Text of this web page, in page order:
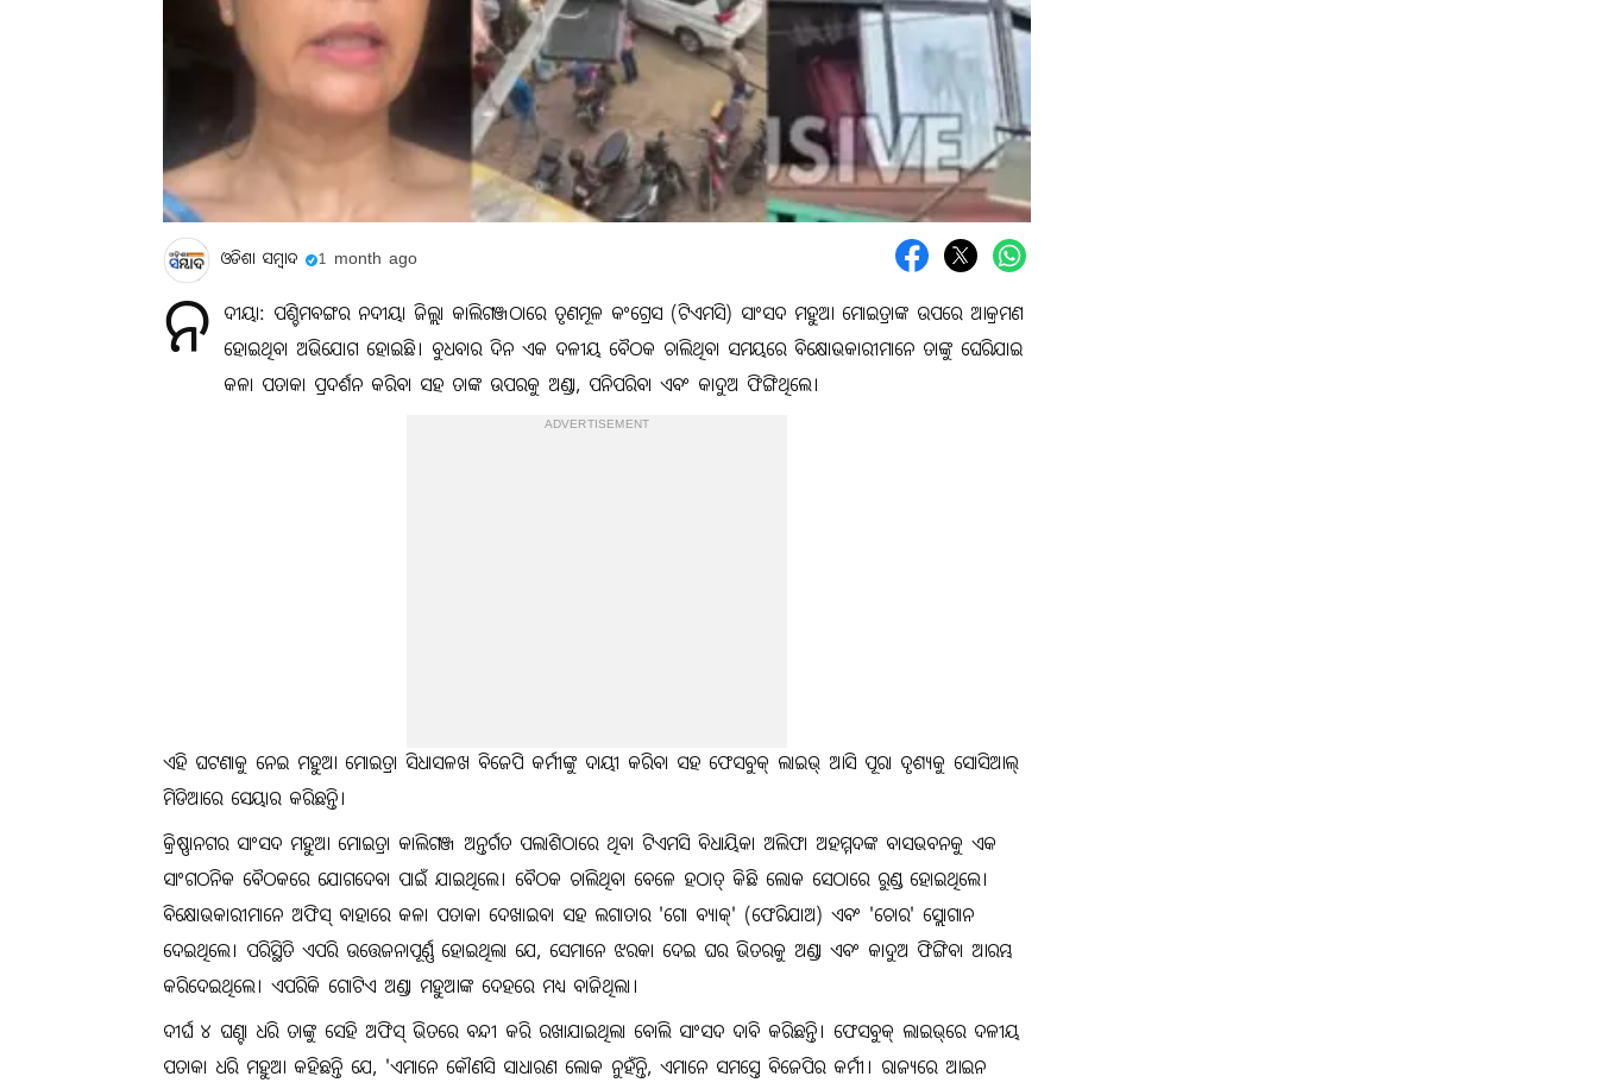
ଓଡିଶା ସମ୍ବାଦ 1 month ago
ନ ଦୀୟା: ପଶ୍ଚିମବଙ୍ଗର ନଦୀୟା ଜିଲ୍ଲା କାଲିଗଞ୍ଜଠାରେ ତୃଣମୂଳ କଂଗ୍ରେସ (ଟିଏମସି) ସାଂସଦ ମହୁଆ ମୋଇତ୍ରାଙ୍କ ଉପରେ ଆକ୍ରମଣ
ହୋଇଥିବା ଅଭିଯୋଗ ହୋଇଛି। ବୁଧବାର ଦିନ ଏକ ଦଳୀୟ ବୈଠକ ଚାଲିଥିବା ସମୟରେ ବିକ୍ଷୋଭକାରୀମାନେ ତାଙ୍କୁ ଘେରିଯାଇ
କଳା ପତାକା ପ୍ରଦର୍ଶନ କରିବା ସହ ତାଙ୍କ ଉପରକୁ ଅଣ୍ଡା, ପନିପରିବା ଏବଂ କାଦୁଅ ଫିଙ୍ଗିଥିଲେ।
ADVERTISEMENT
ଏହି ଘଟଣାକୁ ନେଇ ମହୁଆ ମୋଇତ୍ରା ସିଧାସଳଖ ବିଜେପି କର୍ମୀଙ୍କୁ ଦାୟୀ କରିବା ସହ ଫେସବୁକ୍ ଲାଇଭ୍ ଆସି ପୂରା ଦୃଶ୍ୟକୁ ସୋସିଆଲ୍
ମିଡିଆରେ ସେୟାର କରିଛନ୍ତି।
କ୍ରିଷ୍ଣାନଗର ସାଂସଦ ମହୁଆ ମୋଇତ୍ରା କାଲିଗଞ୍ଜ ଅନ୍ତର୍ଗତ ପଲାଶିଠାରେ ଥିବା ଟିଏମସି ବିଧାୟିକା ଅଲିଫା ଅହମ୍ମଦଙ୍କ ବାସଭବନକୁ ଏକ
ସାଂଗଠନିକ ବୈଠକରେ ଯୋଗଦେବା ପାଇଁ ଯାଇଥିଲେ। ବୈଠକ ଚାଲିଥିବା ବେଳେ ହଠାତ୍ କିଛି ଲୋକ ସେଠାରେ ରୁଣ୍ଡ ହୋଇଥିଲେ।
ବିକ୍ଷୋଭକାରୀମାନେ ଅଫିସ୍ ବାହାରେ କଳା ପତାକା ଦେଖାଇବା ସହ ଲଗାତାର 'ଗୋ ବ୍ୟାକ୍' (ଫେରିଯାଅ) ଏବଂ 'ଚୋର' ସ୍ଲୋଗାନ
ଦେଇଥିଲେ। ପରିସ୍ଥିତି ଏପରି ଉତ୍ତେଜନାପୂର୍ଣ୍ଣ ହୋଇଥିଲା ଯେ, ସେମାନେ ଝରକା ଦେଇ ଘର ଭିତରକୁ ଅଣ୍ଡା ଏବଂ କାଦୁଅ ଫିଙ୍ଗିବା ଆରମ୍ଭ
କରିଦେଇଥିଲେ। ଏପରିକି ଗୋଟିଏ ଅଣ୍ଡା ମହୁଆଙ୍କ ଦେହରେ ମଧ୍ୟ ବାଜିଥିଲା।
ଦୀର୍ଘ ୪ ଘଣ୍ଟା ଧରି ତାଙ୍କୁ ସେହି ଅଫିସ୍ ଭିତରେ ବନ୍ଦୀ କରି ରଖାଯାଇଥିଲା ବୋଲି ସାଂସଦ ଦାବି କରିଛନ୍ତି। ଫେସବୁକ୍ ଲାଇଭ୍‌ରେ ଦଳୀୟ
ପତାକା ଧରି ମହୁଆ କହିଛନ୍ତି ଯେ, 'ଏମାନେ କୌଣସି ସାଧାରଣ ଲୋକ ନୁହଁନ୍ତି, ଏମାନେ ସମସ୍ତେ ବିଜେପିର କର୍ମୀ। ରାଜ୍ୟରେ ଆଇନ